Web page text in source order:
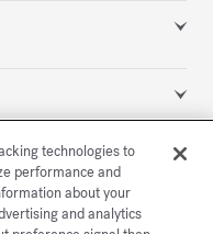
technologies to
performance and
about your
and analytics